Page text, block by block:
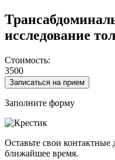
исследование
Стоимость:
3500
Записаться на прием
Заполните форму
Оставьте свои
ближайшее время.